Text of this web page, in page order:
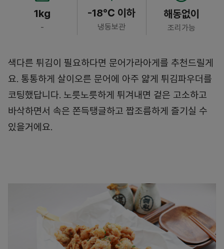
1kg
-
-18℃ 이하
냉동보관
해동없이
조리가능
색다른 튀김이 필요하다면 문어가라아게를 추천드릴게
요. 통통하게 살이오른 문어에 아주 얇게 튀김파우더를
코팅했답니다. 노릇노릇하게 튀겨내면 겉은 고소하고
바삭하면서 속은 쫀득탱글하고 짭조름하게 즐기실 수
있을거에요.